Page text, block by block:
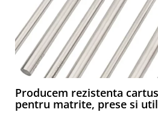
Producem rezistenta
pentru matrite, prese si